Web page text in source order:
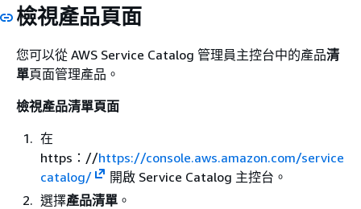
檢視產品頁面
您可以從 AWS Service Catalog 管理員主控台中的產品清
單頁面管理產品。
檢視產品清單頁面
在
https：//https://console.aws.amazon.com/service
catalog/
開啟 Service Catalog 主控台。
選擇產品清單 。